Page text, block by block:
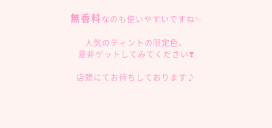
無香料なのも使いやすいですね✨
人気のティントの限定色、
是非ゲットしてみてください❣️
店頭にてお待ちしております♪